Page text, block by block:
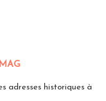
adresses historiques à